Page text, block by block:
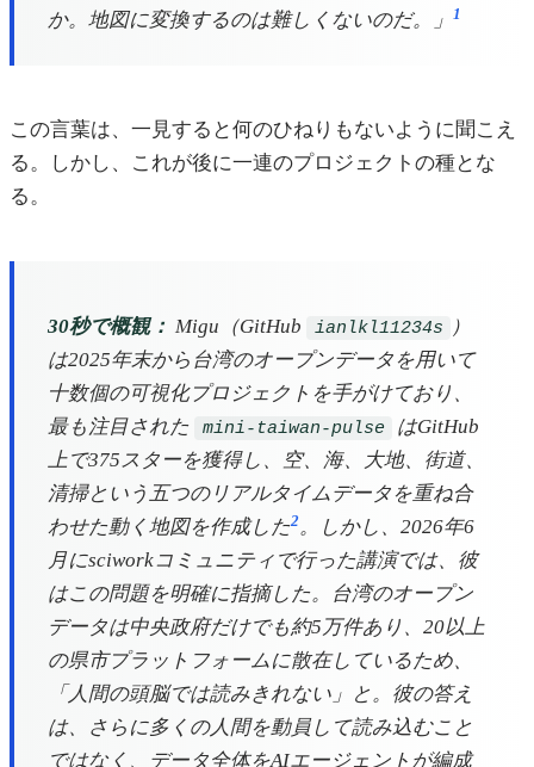
か。地図に変換するのは難しくないのだ。」
1
この言葉は、一見すると何のひねりもないように聞こえ
る。しかし、これが後に一連のプロジェクトの種とな
る。
30秒で概観： Migu（GitHub ianlkl11234s
）
は2025年末から台湾のオープンデータを用いて
十数個の可視化プロジェクトを手がけており、
最も注目された
mini-taiwan-pulse
はGitHub
上で375スターを獲得し、空、海、大地、街道、
清掃という五つのリアルタイムデータを重ね合
わせた動く地図を作成した2。しかし、2026年6
月にsciworkコミュニティで行った講演では、彼
はこの問題を明確に指摘した。台湾のオープン
データは中央政府だけでも約5万件あり、20以上
の県市プラットフォームに散在しているため、
「人間の頭脳では読みきれない」と。彼の答え
は、さらに多くの人間を動員して読み込むこと
ではなく、データ全体をAIエージェントが編成